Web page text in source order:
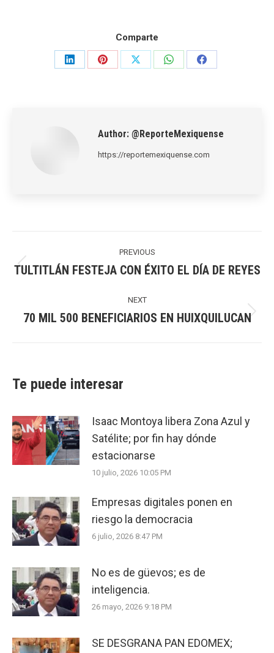
Comparte
Share
Share
Share
Share
Share
Author: @ReporteMexiquense
https://reportemexiquense.com
navigation
PREVIOUS
Previous
TULTITLÁN FESTEJA CON ÉXITO EL DÍA DE REYES
NEXT
Next
70 MIL 500 BENEFICIARIOS EN HUIXQUILUCAN
Te puede interesar
Isaac Montoya libera Zona Azul y
Satélite; por fin hay dónde
estacionarse
10 julio, 2026 10:05 PM
Empresas digitales ponen en
riesgo la democracia
6 julio, 2026 8:47 PM
No es de güevos; es de
inteligencia.
26 mayo, 2026 9:18 PM
SE DESGRANA PAN EDOMEX;